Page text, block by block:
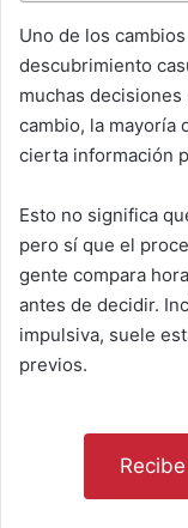
Uno de los
descubrimiento
muchas decisiones
cambio, la mayoría
cierta información
Esto no significa
pero sí que el
gente compara
antes de decidir.
impulsiva, suele
previos.